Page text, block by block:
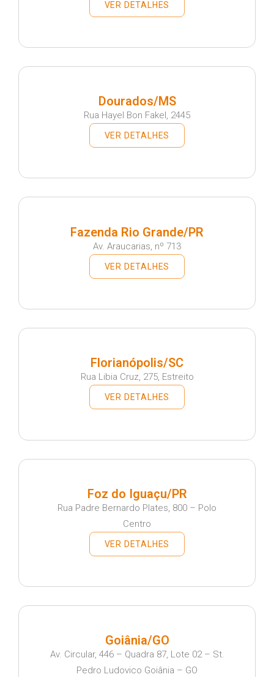
VER DETALHES
Dourados/MS
Rua Hayel Bon Fakel, 2445
VER DETALHES
Fazenda Rio Grande/PR
Av. Araucarias, nº 713
VER DETALHES
Florianópolis/SC
Rua Libia Cruz, 275, Estreito
VER DETALHES
Foz do Iguaçu/PR
Rua Padre Bernardo Plates, 800 – Polo
Centro
VER DETALHES
Goiânia/GO
Av. Circular, 446 – Quadra 87, Lote 02 – St.
Pedro Ludovico Goiânia – GO